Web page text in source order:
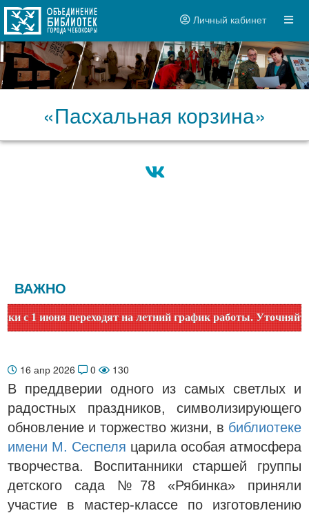
Личный кабинет
«Пасхальная корзина»
ВАЖНО
июня переходят на летний график работы. Уточняйте
16 апр 2026 0 130
В преддверии одного из самых светлых и
радостных праздников, символизирующего
обновление и торжество жизни, в библиотеке
имени М. Сеспеля царила особая атмосфера
творчества. Воспитанники старшей группы
детского сада №78 «Рябинка» приняли
участие в мастер-классе по изготовлению